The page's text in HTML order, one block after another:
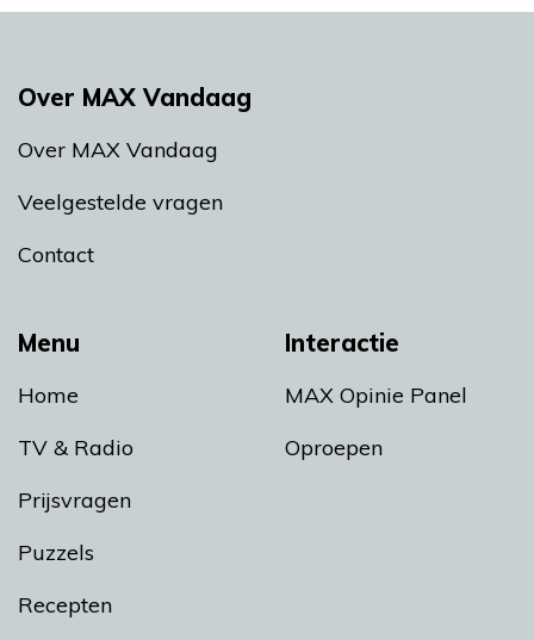
Menu
Home
TV & Radio
Prijsvragen
Puzzels
Recepten
Interactie
MAX Opinie Panel
Oproepen
Over MAX Vandaag
Over MAX Vandaag
Veelgestelde vragen
Contact